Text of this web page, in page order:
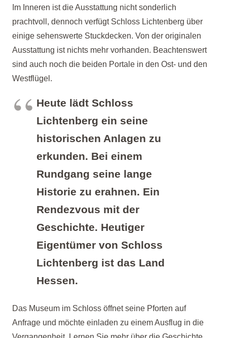
Im Inneren ist die Ausstattung nicht sonderlich
prachtvoll, dennoch verfügt Schloss Lichtenberg über
einige sehenswerte Stuckdecken. Von der originalen
Ausstattung ist nichts mehr vorhanden. Beachtenswert
sind auch noch die beiden Portale in den Ost- und den
Westflügel.
Heute lädt Schloss
Lichtenberg ein seine
historischen Anlagen zu
erkunden. Bei einem
Rundgang seine lange
Historie zu erahnen. Ein
Rendezvous mit der
Geschichte. Heutiger
Eigentümer von Schloss
Lichtenberg ist das Land
Hessen.
Das Museum im Schloss öffnet seine Pforten auf
Anfrage und möchte einladen zu einem Ausflug in die